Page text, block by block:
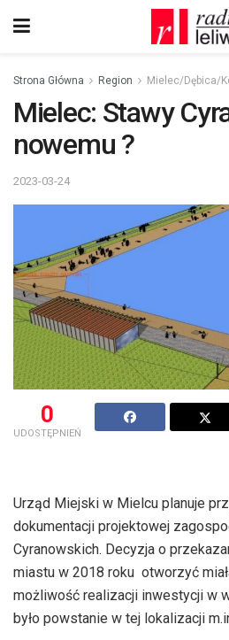
Strona Główna Region Mielec/Dębica/
Mielec: Stawy
nowemu ?
2023-03-24
0
UDOSTĘPNIEŃ
Urząd Miejski w Mielcu planuje
dokumentacji projektowej
Cyranowskich. Decyzja o
miastu w 2018 roku otworzyć
możliwość realizacji inwestycji w
było powstanie w tej lokalizacji